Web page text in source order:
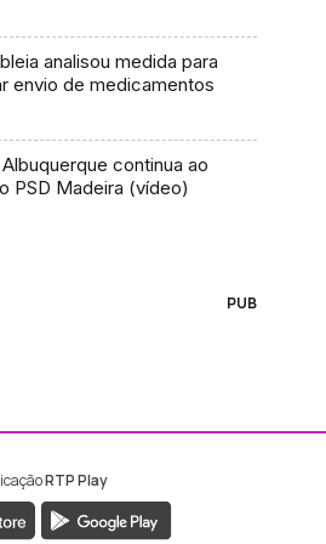
analisou medida para
envio de medicamentos
continua ao
PSD Madeira (vídeo)
PUB
Madeira
RTP Play